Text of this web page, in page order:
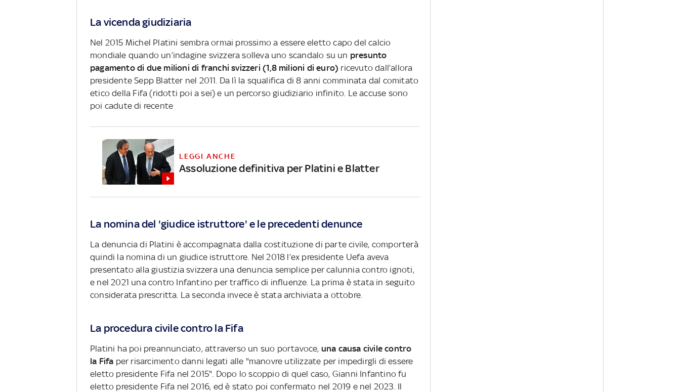
La vicenda giudiziaria
Nel 2015 Michel Platini sembra ormai prossimo a essere eletto capo del calcio
mondiale quando un’indagine svizzera solleva uno scandalo su un presunto
pagamento di due milioni di franchi svizzeri (1,8 milioni di euro) ricevuto dall’allora
presidente Sepp Blatter nel 2011. Da lì la squalifica di 8 anni comminata dal comitato
etico della Fifa (ridotti poi a sei) e un percorso giudiziario infinito. Le accuse sono
poi cadute di recente
LEGGI ANCHE
Assoluzione definitiva per Platini e Blatter
La nomina del 'giudice istruttore' e le precedenti denunce
La denuncia di Platini è accompagnata dalla costituzione di parte civile, comporterà
quindi la nomina di un giudice istruttore. Nel 2018 l’ex presidente Uefa aveva
presentato alla giustizia svizzera una denuncia semplice per calunnia contro ignoti,
e nel 2021 una contro Infantino per traffico di influenze. La prima è stata in seguito
considerata prescritta. La seconda invece è stata archiviata a ottobre.
La procedura civile contro la Fifa
Platini ha poi preannunciato, attraverso un suo portavoce, una causa civile contro
la Fifa per risarcimento danni legati alle "manovre utilizzate per impedirgli di essere
eletto presidente Fifa nel 2015". Dopo lo scoppio di quel caso, Gianni Infantino fu
eletto presidente Fifa nel 2016, ed è stato poi confermato nel 2019 e nel 2023. Il